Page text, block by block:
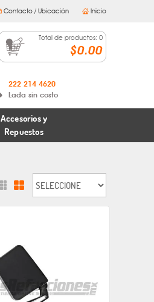
Contacto / Ubicación Inicio
Total de productos: 0
$0.00
222 214 4620
Lada sin costo
Accesorios y
Repuestos